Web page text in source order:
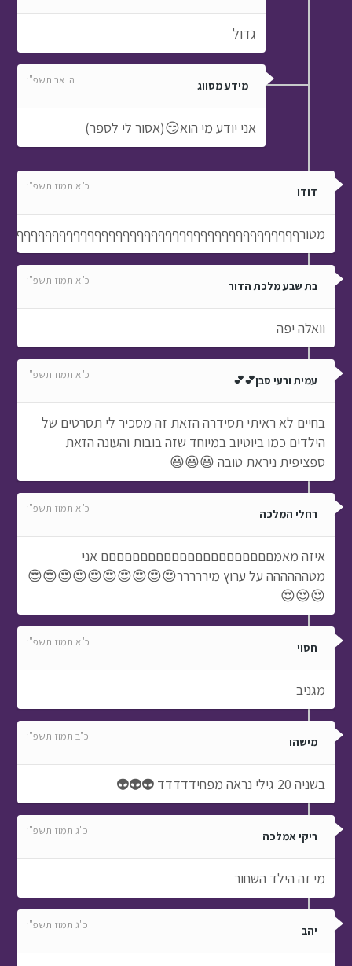
גדול
מידע מסווג ה' אב תשפ"ו
אני יודע מי הוא😏(אסור לי לספר)
דודו כ"א תמוז תשפ"ו
בת שבע מלכת הדור כ"א תמוז תשפ"ו
וואלה יפה
עמית ורעי סבן💕💕 כ"א תמוז תשפ"ו
בחיים לא ראיתי תסידרה הזאת זה מסכיר לי תסרטים של
הילדים כמו ביוטיוב במיוחד שזה בובות והעונה הזאת
ספציפית ניראת טובה 😃😃😃
רחלי המלכה כ"א תמוז תשפ"ו
איזה מאמםםםםםםםםםםםםםםםםםםםםםם אני
מטהההההה על ערוץ מיררררר😍😍😍😍😍😍😍😍😍😍
😍😍😍
חסוי כ"א תמוז תשפ"ו
מגניב
מישהו כ"ב תמוז תשפ"ו
בשניה 20 גילי נראה מפחידדדדד 👽👽👽
ריקי אמלכה כ"ג תמוז תשפ"ו
מי זה הילד השחור
יהב כ"ג תמוז תשפ"ו